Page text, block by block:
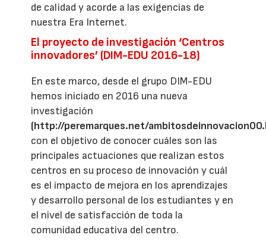
de calidad y acorde a las exigencias de
nuestra Era Internet.
El proyecto de investigación ‘Centros
innovadores’ (DIM-EDU 2016-18)
En este marco, desde el grupo DIM-EDU
hemos iniciado en 2016 una nueva
investigación
(http://peremarques.net/
con el objetivo de conocer cuáles son las
principales actuaciones que realizan estos
centros en su proceso de innovación y cuál
es el impacto de mejora en los aprendizajes
y desarrollo personal de los estudiantes y en
el nivel de satisfacción de toda la
comunidad educativa del centro.